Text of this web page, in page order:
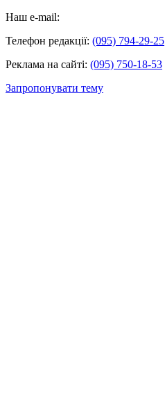
Наш e-mail:
Телефон редакції: (095) 794-29-25
Реклама на сайті: (095) 750-18-53
Запропонувати тему